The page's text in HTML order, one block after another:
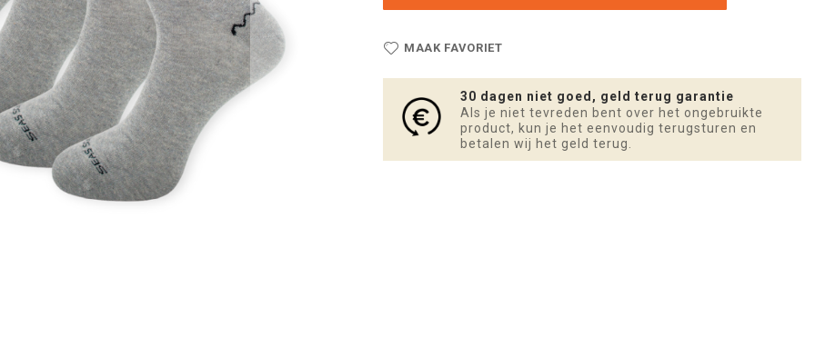
MAAK FAVORIET
30 dagen niet goed, geld terug garantie
Als je niet tevreden bent over het ongebruikte
product, kun je het eenvoudig terugsturen en
betalen wij het geld terug.